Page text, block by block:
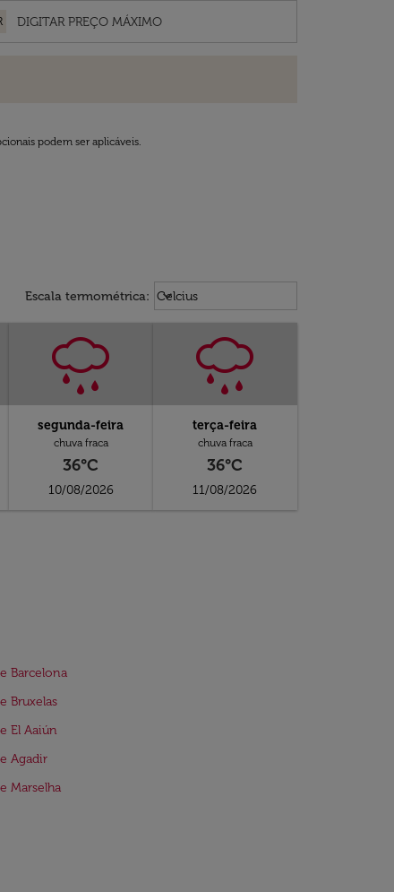
podem ser aplicáveis.
Escala termométrica: Weather unit option Celcius
Celcius
keyboard_arrow_down
segunda-feira
chuva fraca
36°C
10/08/2026
terça-feira
chuva fraca
36°C
11/08/2026
Barcelona
Bruxelas
El Aaiún
Agadir
Marselha